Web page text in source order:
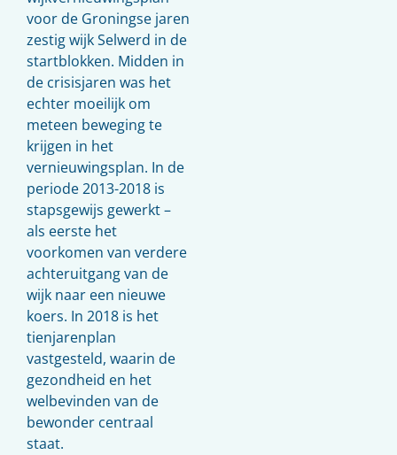
voor de Groningse jaren
zestig wijk Selwerd in de
startblokken. Midden in
de crisisjaren was het
echter moeilijk om
meteen beweging te
krijgen in het
vernieuwingsplan. In de
periode 2013-2018 is
stapsgewijs gewerkt –
als eerste het
voorkomen van verdere
achteruitgang van de
wijk naar een nieuwe
koers. In 2018 is het
tienjarenplan
vastgesteld, waarin de
gezondheid en het
welbevinden van de
bewonder centraal
staat.